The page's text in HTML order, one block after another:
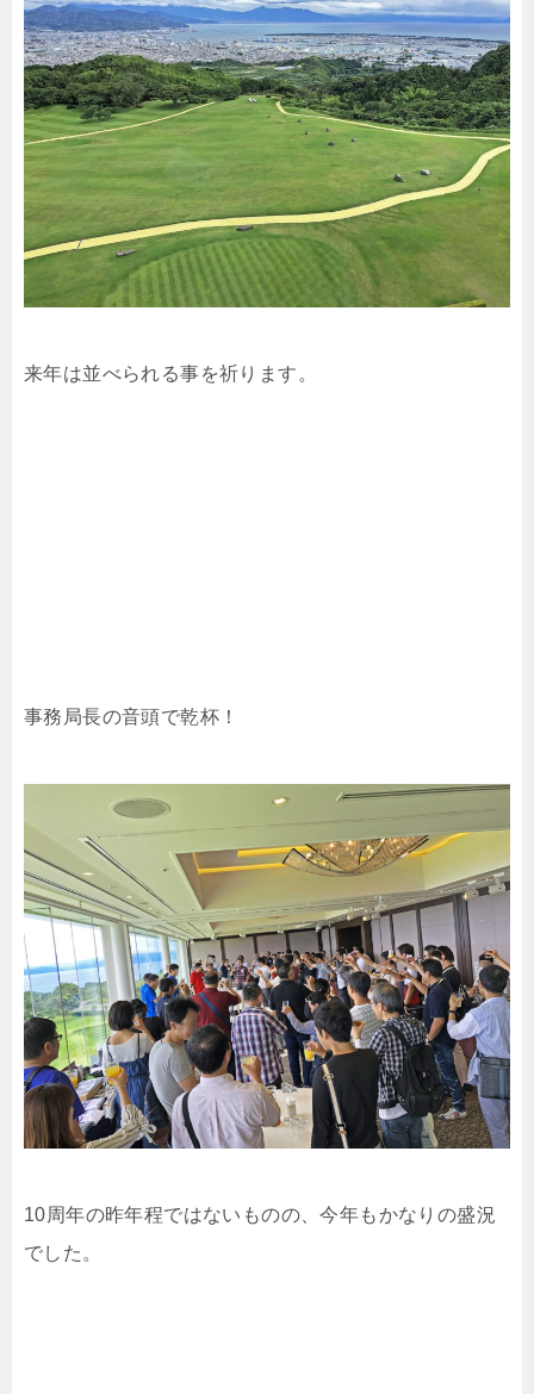
来年は並べられる事を祈ります。
事務局長の音頭で乾杯！
10周年の昨年程ではないものの、今年もかなりの盛況
でした。